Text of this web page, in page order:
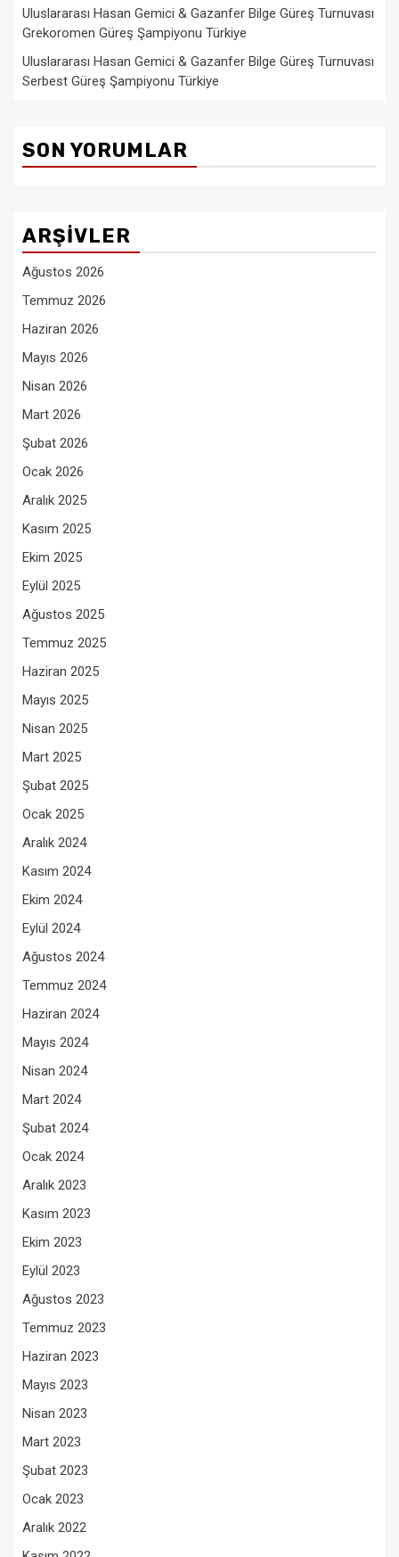
Uluslararası Hasan Gemici & Gazanfer Bilge Güreş Turnuvası
Grekoromen Güreş Şampiyonu Türkiye
Uluslararası Hasan Gemici & Gazanfer Bilge Güreş Turnuvası
Serbest Güreş Şampiyonu Türkiye
SON YORUMLAR
ARŞIVLER
Ağustos 2026
Temmuz 2026
Haziran 2026
Mayıs 2026
Nisan 2026
Mart 2026
Şubat 2026
Ocak 2026
Aralık 2025
Kasım 2025
Ekim 2025
Eylül 2025
Ağustos 2025
Temmuz 2025
Haziran 2025
Mayıs 2025
Nisan 2025
Mart 2025
Şubat 2025
Ocak 2025
Aralık 2024
Kasım 2024
Ekim 2024
Eylül 2024
Ağustos 2024
Temmuz 2024
Haziran 2024
Mayıs 2024
Nisan 2024
Mart 2024
Şubat 2024
Ocak 2024
Aralık 2023
Kasım 2023
Ekim 2023
Eylül 2023
Ağustos 2023
Temmuz 2023
Haziran 2023
Mayıs 2023
Nisan 2023
Mart 2023
Şubat 2023
Ocak 2023
Aralık 2022